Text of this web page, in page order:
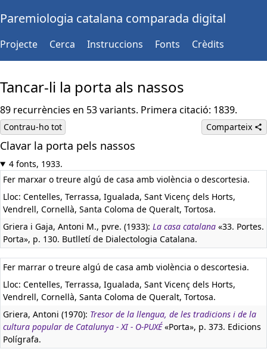
Paremiologia catalana comparada digital
Projecte Cerca Instruccions Fonts Crèdits
Tancar-li la porta als nassos
89 recurrències en 53 variants. Primera citació: 1839.
Contrau-ho tot Comparteix
Clavar la porta pels nassos
4 fonts, 1933.
Fer marxar o treure algú de casa amb violència o descortesia.
Lloc: Centelles, Terrassa, Igualada, Sant Vicenç dels Horts,
Vendrell, Cornellà, Santa Coloma de Queralt, Tortosa.
Griera i Gaja, Antoni M., pvre. (1933): La casa catalana «33. Portes.
Porta», p. 130. Butlletí de Dialectologia Catalana.
Fer marrar o treure algú de casa amb violència o descortesia.
Lloc: Centelles, Terrassa, Igualada, Sant Vicenç dels Horts,
Vendrell, Cornellà, Santa Coloma de Queralt, Tortosa.
Griera, Antoni (1970): Tresor de la llengua, de les tradicions i de la
cultura popular de Catalunya - XI - O-PUXÉ«Porta», p. 373. Edicions
Polígrafa.